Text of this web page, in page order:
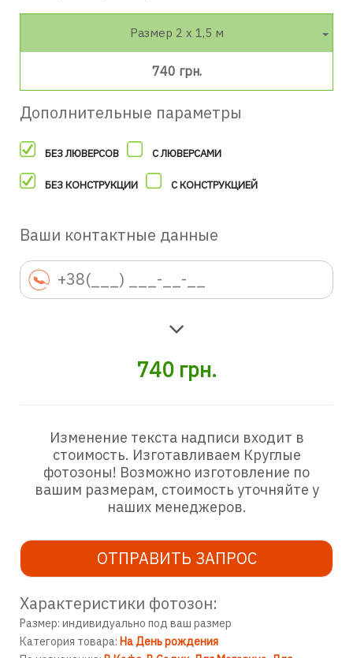
Размер 2 х 1,5 м
740 грн.
Дополнительные параметры
БЕЗ ЛЮВЕРСОВ С ЛЮВЕРСАМИ
БЕЗ КОНСТРУКЦИИ С КОНСТРУКЦИЕЙ
Ваши контактные данные
740 грн.
Изменение текста надписи входит в
стоимость. Изготавливаем Круглые
фотозоны! Возможно изготовление по
вашим размерам, стоимость уточняйте у
наших менеджеров.
ОТПРАВИТЬ ЗАПРОС
Характеристики фотозон:
Размер: индивидуально под ваш размер
Категория товара: На День рождения